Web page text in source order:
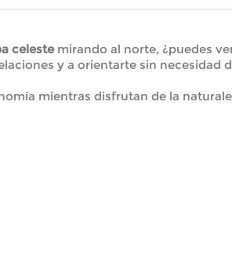
celestemirando al norte, ¿puedes
y a orientarte sin necesidad
mientras disfrutan de la